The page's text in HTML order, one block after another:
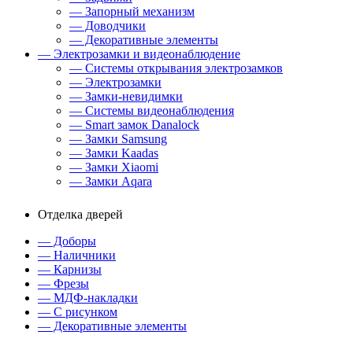
— Запорный механизм
— Доводчики
— Декоративные элементы
— Электрозамки и видеонаблюдение
— Системы открывания электрозамков
— Электрозамки
— Замки-невидимки
— Системы видеонаблюдения
— Smart замок Danalock
— Замки Samsung
— Замки Kaadas
— Замки Xiaomi
— Замки Aqara
Отделка дверей
— Доборы
— Наличники
— Карнизы
— Фрезы
— МДФ-накладки
— С рисунком
— Декоративные элементы